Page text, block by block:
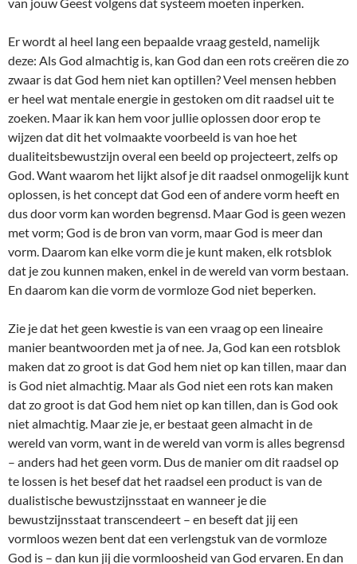
Er wordt al heel lang een bepaalde vraag gesteld, namelijk
deze: Als God almachtig is, kan God dan een rots creëren die zo
zwaar is dat God hem niet kan optillen? Veel mensen hebben
er heel wat mentale energie in gestoken om dit raadsel uit te
zoeken. Maar ik kan hem voor jullie oplossen door erop te
wijzen dat dit het volmaakte voorbeeld is van hoe het
dualiteitsbewustzijn overal een beeld op projecteert, zelfs op
God. Want waarom het lijkt alsof je dit raadsel onmogelijk kunt
oplossen, is het concept dat God een of andere vorm heeft en
dus door vorm kan worden begrensd. Maar God is geen wezen
met vorm; God is de bron van vorm, maar God is meer dan
vorm. Daarom kan elke vorm die je kunt maken, elk rotsblok
dat je zou kunnen maken, enkel in de wereld van vorm bestaan.
En daarom kan die vorm de vormloze God niet beperken.
Zie je dat het geen kwestie is van een vraag op een lineaire
manier beantwoorden met ja of nee. Ja, God kan een rotsblok
maken dat zo groot is dat God hem niet op kan tillen, maar dan
is God niet almachtig. Maar als God niet een rots kan maken
dat zo groot is dat God hem niet op kan tillen, dan is God ook
niet almachtig. Maar zie je, er bestaat geen almacht in de
wereld van vorm, want in de wereld van vorm is alles begrensd
– anders had het geen vorm. Dus de manier om dit raadsel op
te lossen is het besef dat het raadsel een product is van de
dualistische bewustzijnsstaat en wanneer je die
bewustzijnsstaat transcendeert – en beseft dat jij een
vormloos wezen bent dat een verlengstuk van de vormloze
God is – dan kun jij die vormloosheid van God ervaren. En dan